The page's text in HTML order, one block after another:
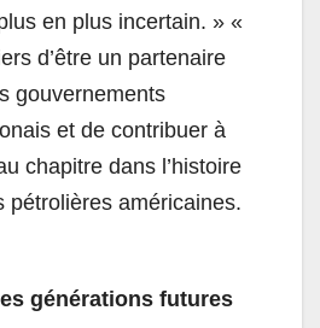
en plus incertain. » «
d’être un partenaire
gouvernements
et de contribuer à
chapitre dans l’histoire
pétrolières américaines.
générations futures